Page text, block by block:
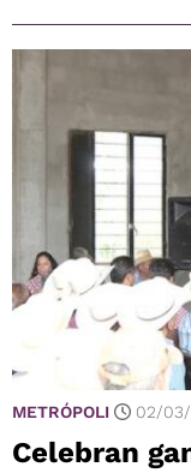
METRÓPOLI 02/03/
Celebran